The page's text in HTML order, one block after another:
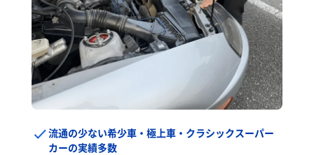
流通の少ない希少車・極上車・クラシックスーパー
カーの実績多数